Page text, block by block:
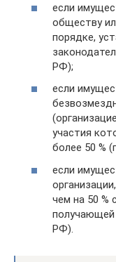
если
обществу
порядке,
РФ);
если
участия
более 50 %
если
чем на 50 %
получающей
РФ).